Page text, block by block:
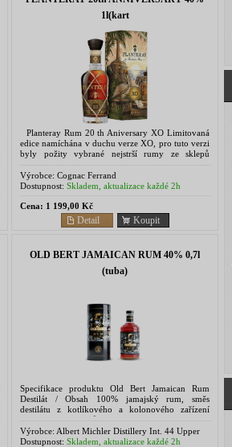
1l(kart
Planteray Rum 20 th Aniversary XO Limitovaná
edice namíchána v duchu verze XO, pro tuto verzi
byly požity vybrané nejstrší rumy ze sklepů
dobře...
Výrobce: Cognac Ferrand
Dostupnost: Skladem, aktualizace každé 2h
Cena: 1 199,00 Kč
Koupit
Detail
OLD BERT JAMAICAN RUM 40% 0,7l
(tuba)
Specifikace produktu Old Bert Jamaican Rum
Destilát / Obsah 100% jamajský rum, směs
destilátu z kotlíkového a kolonového zařízení
Cukr 10 g na 1 l Vůně: Velmi aromatická, typická
s ovocnými tóny ...
Výrobce: Albert Michler Distillery Int. 44 Upper
Belgrave Road, Bristol, UK
Dostupnost: Skladem, aktualizace každé 2h